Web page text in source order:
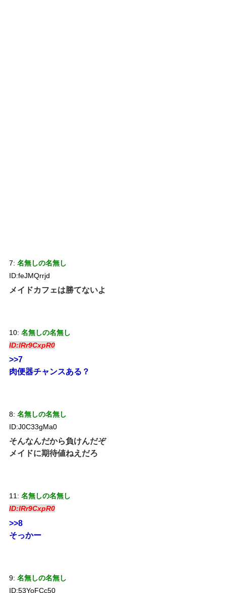
7: 名無しの名無し
ID:feJMQrrjd
メイドカフェは勝てないよ
10: 名無しの名無し
ID:lRr9CxpR0
>>7
肉便器チャンスある？
8: 名無しの名無し
ID:J0C33gMa0
そんなんだから負けんだぞ
メイドに期待値ねえだろ
11: 名無しの名無し
ID:lRr9CxpR0
>>8
そっかー
9: 名無しの名無し
ID:53YoFCc50